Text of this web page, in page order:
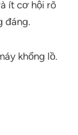
ít cơ hội rõ
đáng.
khổng lồ.